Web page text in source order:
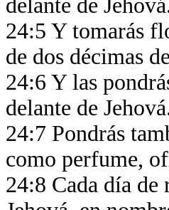
delante de
24:5 Y tomarás
de dos décimas
24:6 Y las
delante de
24:7 Pondrás
como perfume,
24:8 Cada día de